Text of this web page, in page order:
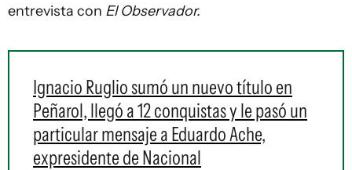
entrevista con El Observador.
Ignacio Ruglio sumó un nuevo título en
Peñarol, llegó a 12 conquistas y le pasó un
particular mensaje a Eduardo Ache,
expresidente de Nacional